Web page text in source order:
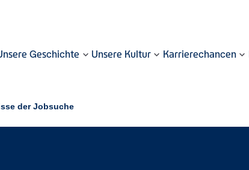
Geschichte Unsere Kultur Karrierechancen
der Jobsuche